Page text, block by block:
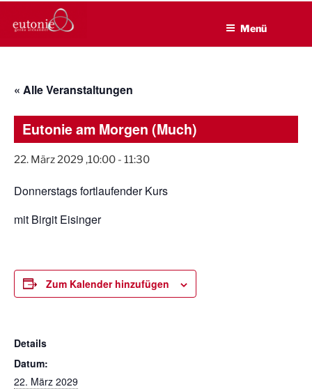
Inhalt
EUTONIE.DE
Lebensbalance durch körperliche Selbsterfahrung
Menü
« Alle Veranstaltungen
Eutonie am Morgen (Much)
22. März 2029 ,10:00 - 11:30
Donnerstags fortlaufender Kurs
mit Birgit Eisinger
Zum Kalender hinzufügen
Details
Datum:
22. März 2029